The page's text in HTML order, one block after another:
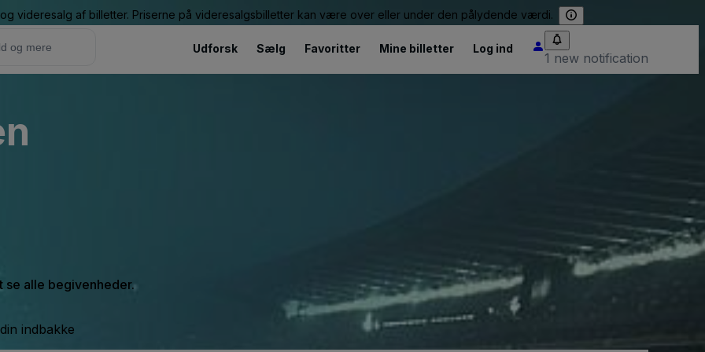
videresalg af billetter. Priserne på videresalgsbilletter kan være over eller under den pålydende værdi.
Udforsk Sælg Favoritter Mine billetter Log ind
1 new notification
alle begivenheder.
indbakke